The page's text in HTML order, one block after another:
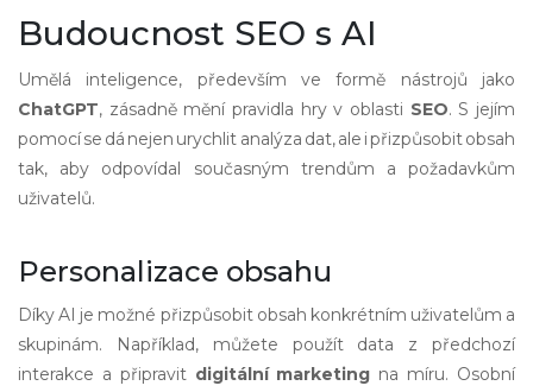
Budoucnost SEO s AI
Umělá inteligence, především ve formě nástrojů jako
ChatGPT, zásadně mění pravidla hry v oblasti SEO. S jejím
pomocí se dá nejen urychlit analýza dat, ale i přizpůsobit obsah
tak, aby odpovídal současným trendům a požadavkům
uživatelů.
Personalizace obsahu
Díky AI je možné přizpůsobit obsah konkrétním uživatelům a
skupinám. Například, můžete použít data z předchozí
interakce a připravit digitální marketing na míru. Osobní